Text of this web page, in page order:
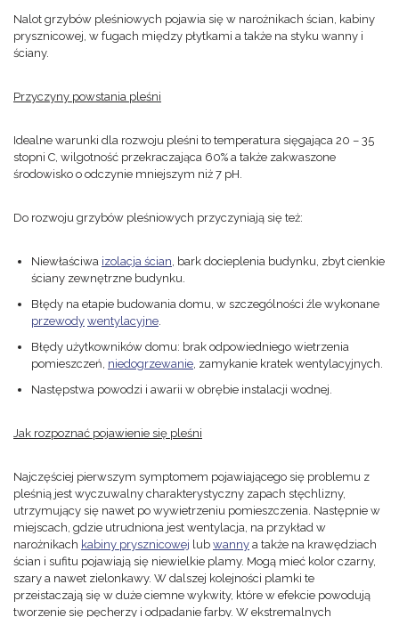
Nalot grzybów pleśniowych pojawia się w narożnikach ścian, kabiny
prysznicowej, w fugach między płytkami a także na styku wanny i
ściany.
Przyczyny powstania pleśni
Idealne warunki dla rozwoju pleśni to temperatura sięgająca 20 – 35
stopni C, wilgotność przekraczająca 60% a także zakwaszone
środowisko o odczynie mniejszym niż 7 pH.
Do rozwoju grzybów pleśniowych przyczyniają się też:
Niewłaściwa izolacja ścian, bark docieplenia budynku, zbyt cienkie
ściany zewnętrzne budynku.
Błędy na etapie budowania domu, w szczególności źle wykonane
przewody wentylacyjne.
Błędy użytkowników domu: brak odpowiedniego wietrzenia
pomieszczeń, niedogrzewanie, zamykanie kratek wentylacyjnych.
Następstwa powodzi i awarii w obrębie instalacji wodnej.
Jak rozpoznać pojawienie się pleśni
Najczęściej pierwszym symptomem pojawiającego się problemu z
pleśnią jest wyczuwalny charakterystyczny zapach stęchlizny,
utrzymujący się nawet po wywietrzeniu pomieszczenia. Następnie w
miejscach, gdzie utrudniona jest wentylacja, na przykład w
narożnikach kabiny prysznicowej lub wanny a także na krawędziach
ścian i sufitu pojawiają się niewielkie plamy. Mogą mieć kolor czarny,
szary a nawet zielonkawy. W dalszej kolejności plamki te
przeistaczają się w duże ciemne wykwity, które w efekcie powodują
tworzenie się pęcherzy i odpadanie farby. W ekstremalnych